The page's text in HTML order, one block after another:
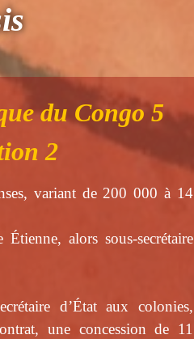
du Congo 5
2
variant de 200 000 à 14
alors sous-secrétaire
d’État aux colonies,
une concession de 11